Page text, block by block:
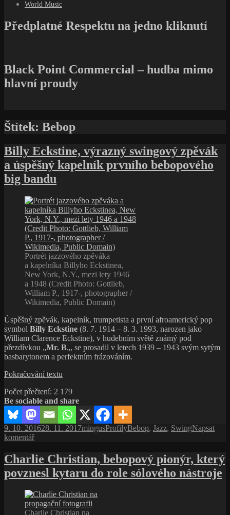
World Music
Předplatné Respektu na jedno kliknutí
Black Point Commercial – hudba mimo
hlavní proudy
Štítek: Bebop
Billy Eckstine, výrazný swingový zpěvák
a úspěšný kapelník prvního bebopového
big bandu
Portrét jazzového zpěváka
a kapelníka Billyho Eckstinea,
New York, N.Y., mezi lety 1946
a 1948 (Credit Photo: Gottlieb,
William P., 1917-, photographer /
Wikimedia, Public Domain)
Úspěšný zpěvák, kapelník, trumpetista a první afroamerický pop
symbol Billy Eckstine (8. 7. 1914 – 8. 3. 1993, narozen jako
William Clarence Eckstine), v hudebním světě známý pod
přezdívkou „Mr. B„, se prosadil v letech 1939 – 1943 svým sytým
basbarytonem a perfektním frázováním.
Pokračování textu
výrazný
swingový
zpěvák
a úspěšný
kapelník
big
bandu
Počet přečtení: 2 179
Be sociable and share
Publikováno:
9. 10. 201628. 11. 2017Autor:
mingusRubriky:
ProfilyŠtítky:
Bebop, Jazz, SwingNapsat
komentářpro
s
názvem
Billy
výrazný
swingový
zpěvák
Charlie Christian, bebopový pionýr, který
povznesl kytaru do role sólového nástroje
Charlie Christian na